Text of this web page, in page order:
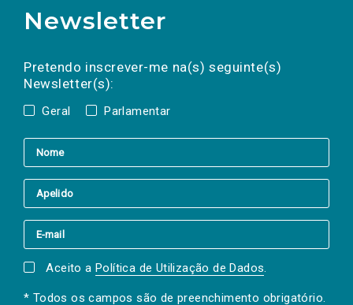
Newsletter
Pretendo inscrever-me na(s) seguinte(s)
Newsletter(s):
Geral Parlamentar
a(s) newsletter(s).
mail
Aceito a Política de Utilização de Dados.
* Todos os campos são de preenchimento obrigatório.